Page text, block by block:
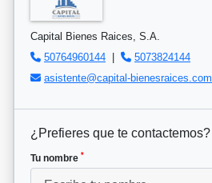
Capital Bienes Raices, S.A.
50764960144 |
5073824144
asistente@capital-bienesraices.com
¿Prefieres que te contactemos?
Tu nombre *